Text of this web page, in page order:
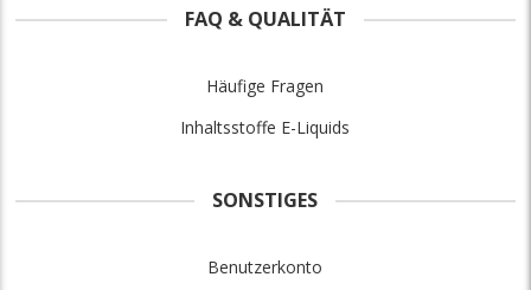
FAQ & QUALITÄT
Häufige Fragen
Inhaltsstoffe E-Liquids
SONSTIGES
Benutzerkonto